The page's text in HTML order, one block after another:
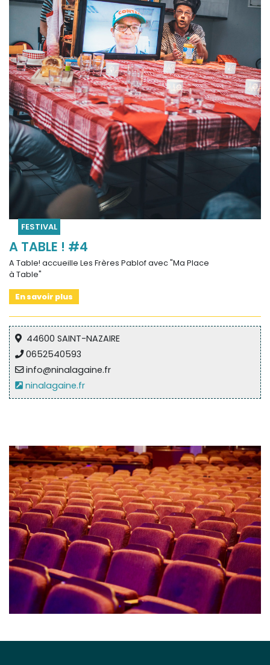
FESTIVAL
A TABLE ! #4
A Table! accueille Les Frères Pablof avec "Ma Place
à Table"
En savoir plus
44600 SAINT-NAZAIRE
0652540593
info@ninalagaine.fr
ninalagaine.fr